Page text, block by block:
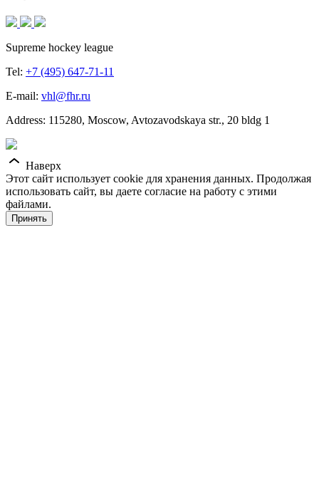
Supreme hockey league
Tel: +7 (495) 647-71-11
E-mail: vhl@fhr.ru
Address: 115280, Moscow, Avtozavodskaya str., 20 bldg 1
Наверх
Этот сайт использует cookie для хранения данных. Продолжая
использовать сайт, вы даете согласие на работу с этими
файлами.
Принять